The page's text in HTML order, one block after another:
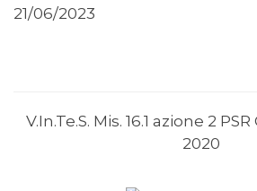
21/06/2023
V.In.Te.S. Mis. 16.1 azione 2
2020